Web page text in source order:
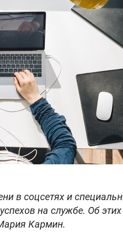
в соцсетях и
на службе. Об
Кармин.